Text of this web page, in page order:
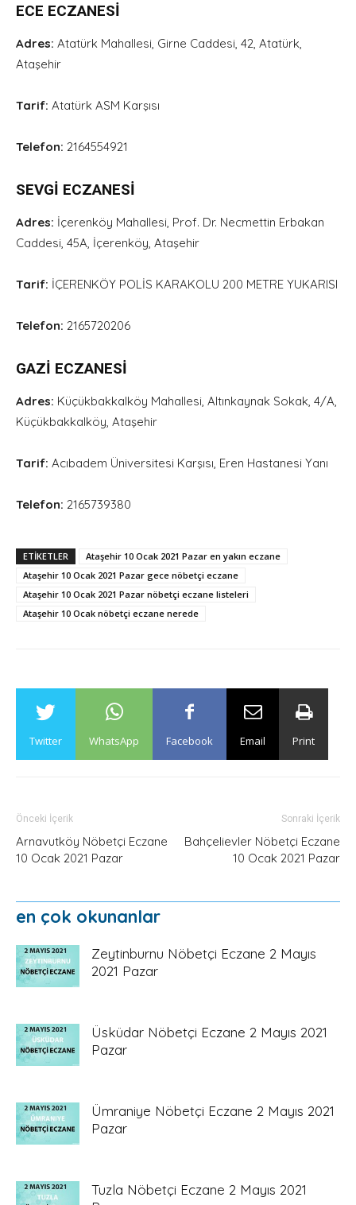
ECE ECZANESİ
Adres: Atatürk Mahallesi, Girne Caddesi, 42, Atatürk,
Ataşehir
Tarif: Atatürk ASM Karşısı
Telefon: 2164554921
SEVGİ ECZANESİ
Adres: İçerenköy Mahallesi, Prof. Dr. Necmettin Erbakan
Caddesi, 45A, İçerenköy, Ataşehir
Tarif: İÇERENKÖY POLİS KARAKOLU 200 METRE YUKARISI
Telefon: 2165720206
GAZİ ECZANESİ
Adres: Küçükbakkalköy Mahallesi, Altınkaynak Sokak, 4/A,
Küçükbakkalköy, Ataşehir
Tarif: Acıbadem Üniversitesi Karşısı, Eren Hastanesi Yanı
Telefon: 2165739380
ETİKETLER
Ataşehir 10 Ocak 2021 Pazar en yakın eczane
Ataşehir 10 Ocak 2021 Pazar gece nöbetçi eczane
Ataşehir 10 Ocak 2021 Pazar nöbetçi eczane listeleri
Ataşehir 10 Ocak nöbetçi eczane nerede
Twitter WhatsApp Facebook Email Print
Önceki İçerik
Arnavutköy Nöbetçi Eczane
10 Ocak 2021 Pazar
Sonraki İçerik
Bahçelievler Nöbetçi Eczane
10 Ocak 2021 Pazar
en çok okunanlar
Zeytinburnu Nöbetçi Eczane 2 Mayıs
2021 Pazar
Üsküdar Nöbetçi Eczane 2 Mayıs 2021
Pazar
Ümraniye Nöbetçi Eczane 2 Mayıs 2021
Pazar
Tuzla Nöbetçi Eczane 2 Mayıs 2021